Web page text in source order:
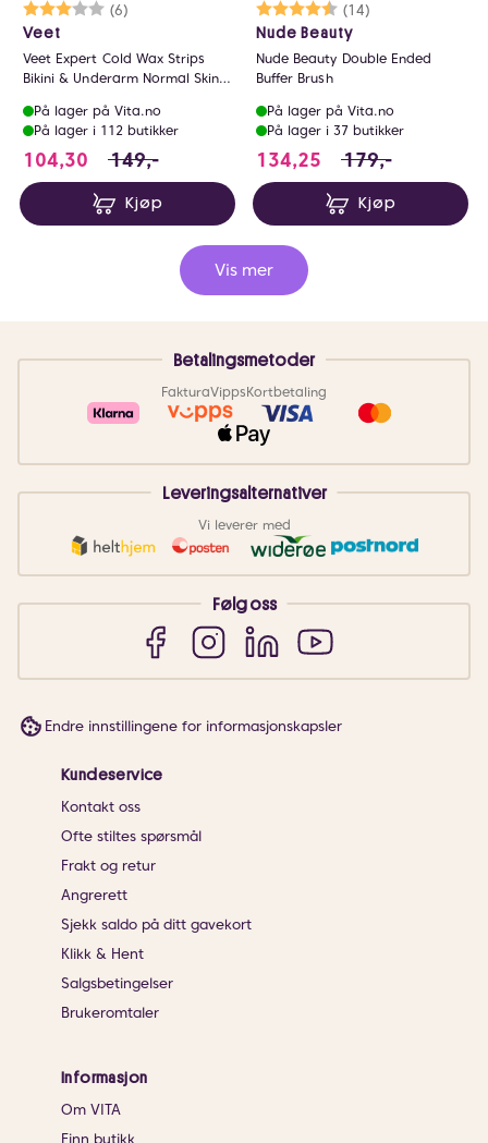
Karakter:
(6)
3.0 av 5 mulige
Veet
Veet Expert Cold Wax Strips
Bikini & Underarm Normal Skin
På lager på Vita.no
På lager i 112 butikker
104,30 104.3 i stedet for 149 NOK, du sparer 44.7
149,-
Kjøp
Karakter:
(14)
4.4 av 5 mulige
Nude Beauty
Nude Beauty Double Ended
Buffer Brush
På lager på Vita.no
På lager i 37 butikker
134,25 134.25 i stedet
179,-
Kjøp
Vis mer
Betalingsmetoder
FakturaVippsKortbetaling
Leveringsalternativer
Vi leverer med
Følg oss
Endre innstillingene for informasjonskapsler
Kundeservice
Kontakt oss
Ofte stiltes spørsmål
Frakt og retur
Angrerett
Sjekk saldo på ditt gavekort
Klikk & Hent
Salgsbetingelser
Brukeromtaler
Informasjon
Om VITA
Finn butikk